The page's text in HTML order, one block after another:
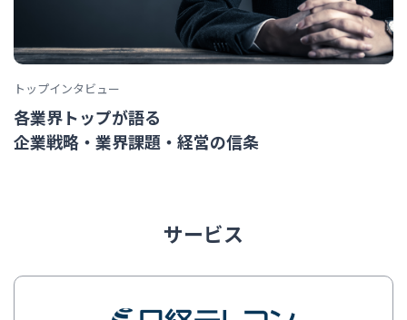
トップインタビュー
各業界トップが語る
企業戦略・業界課題・経営の信条
サービス